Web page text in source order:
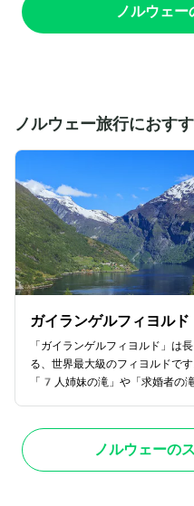
ノルウェー
ノルウェー旅行におす
ガイランゲルフィヨルド
「ガイランゲルフィヨルド」
る、世界最大級のフィヨルドで
「7人姉妹の滝」や「求婚者の
滝」です。2つの滝はお互いに対
すが、「7人姉妹の滝」は落
細い滝が7本流れ落ちています
ノルウェーの